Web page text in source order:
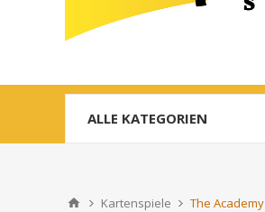
ALLE KATEGORIEN
Kartenspiele The Academy